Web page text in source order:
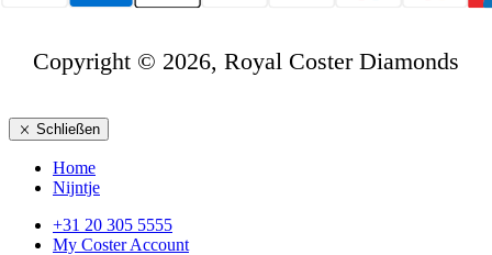
Copyright © 2026, Royal Coster Diamonds
Schließen
Home
Nijntje
+31 20 305 5555
My Coster Account